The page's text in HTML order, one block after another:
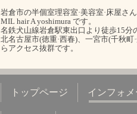
岩倉市の半個室理容室·美容室·床屋さん
MIL hair A yoshimura です。
名鉄犬山線岩倉駅東出口より徒歩15分
北名古屋市(徳重·西春)、一宮市(千秋
らアクセス抜群です。
トップページ インフォ